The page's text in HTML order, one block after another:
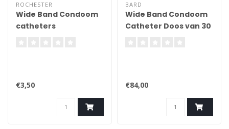
ROCHESTER
Wide Band Condoom
catheters
€3,50
BARD
Wide Band Condoom
Catheter Doos van 30
€84,00